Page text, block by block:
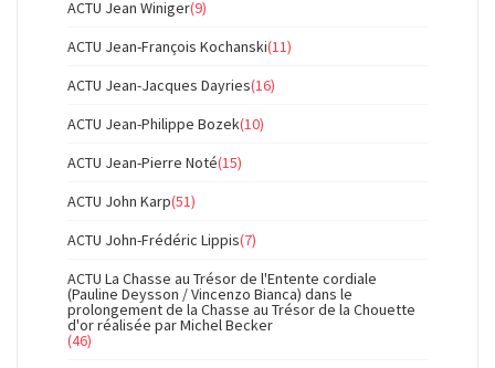
ACTU Jean Winiger(9)
ACTU Jean-François Kochanski(11)
ACTU Jean-Jacques Dayries(16)
ACTU Jean-Philippe Bozek(10)
ACTU Jean-Pierre Noté(15)
ACTU John Karp(51)
ACTU John-Frédéric Lippis(7)
ACTU La Chasse au Trésor de l'Entente cordiale
(Pauline Deysson / Vincenzo Bianca) dans le
prolongement de la Chasse au Trésor de la Chouette
d'or réalisée par Michel Becker
(46)